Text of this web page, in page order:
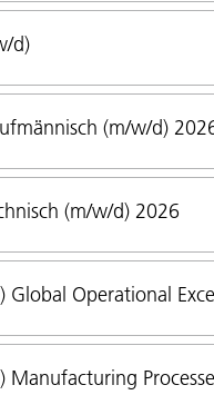
d)
(m/w/d)
(m/w/d) 2026
Operational